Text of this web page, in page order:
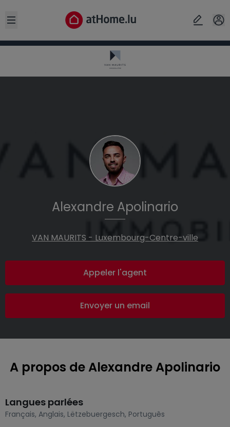
Open sidebar
Alexandre Apolinario
VAN MAURITS - Luxembourg-Centre-ville
Appeler l'agent
Envoyer un email
A propos de Alexandre Apolinario
Langues parlées
Français, Anglais, Lëtzebuergesch, Português